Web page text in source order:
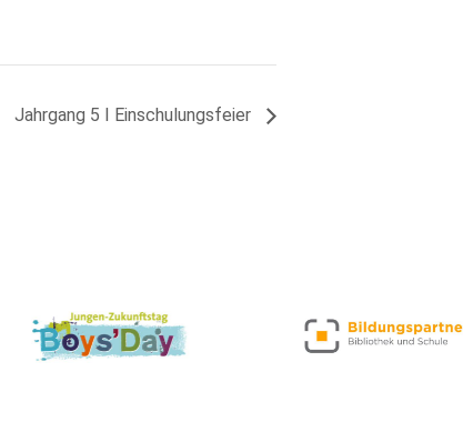
Jahrgang 5 I Einschulungsfeier